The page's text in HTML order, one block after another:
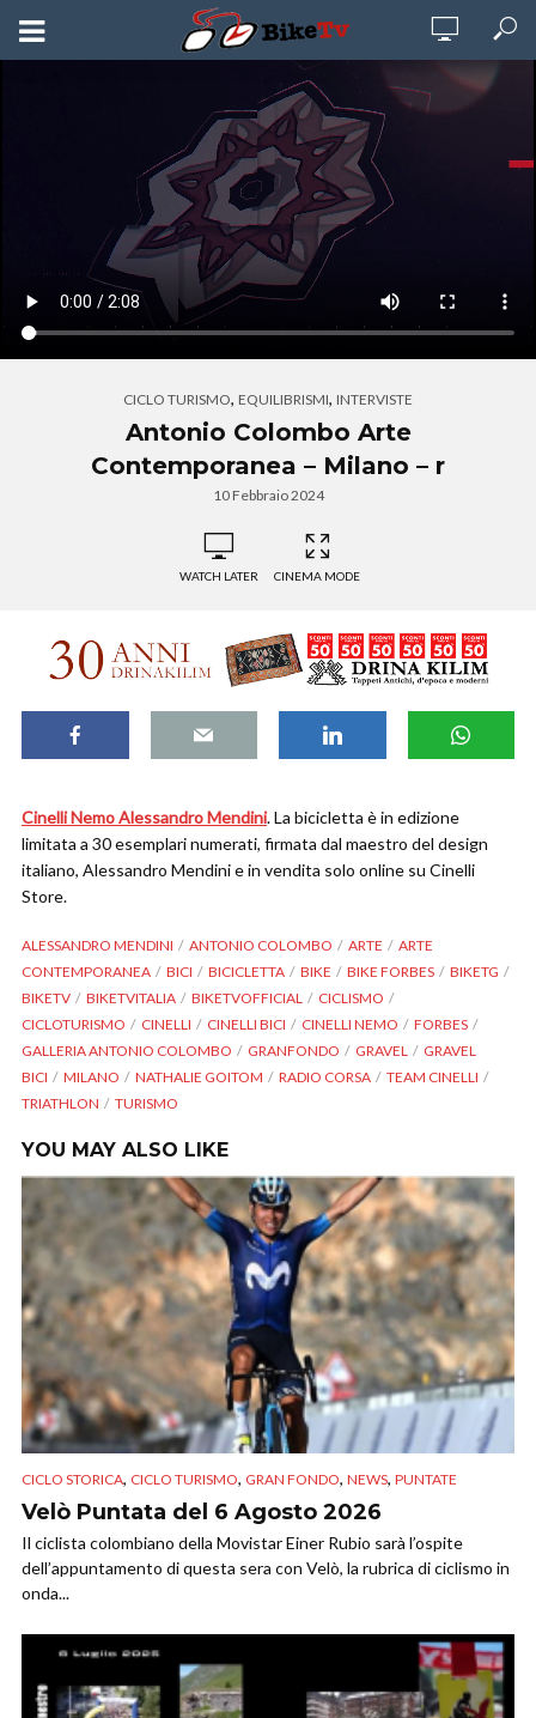
CICLO TURISMO, EQUILIBRISMI, INTERVISTE
Antonio Colombo Arte
Contemporanea – Milano – r
10 Febbraio 2024
WATCH LATER CINEMA MODE
Cinelli Nemo Alessandro Mendini. La bicicletta è in edizione
limitata a 30 esemplari numerati, firmata dal maestro del design
italiano, Alessandro Mendini e in vendita solo online su Cinelli
Store.
ALESSANDRO MENDINI ANTONIO COLOMBO ARTE
ARTE
CONTEMPORANEA
BICI BICICLETTA BIKE BIKE FORBES
BIKETG
BIKETV
BIKETVITALIA BIKETVOFFICIAL
CICLISMO
CICLOTURISMO
CINELLI CINELLI BICI CINELLI NEMO
FORBES
GALLERIA ANTONIO COLOMBO
GRANFONDO GRAVEL
GRAVEL
BICI
MILANO NATHALIE GOITOM RADIO CORSA
TEAM CINELLI
TRIATHLON
TURISMO
YOU MAY ALSO LIKE
CICLO STORICA, CICLO TURISMO, GRAN FONDO, NEWS, PUNTATE
Velò Puntata del 6 Agosto 2026
Il ciclista colombiano della Movistar Einer Rubio sarà l’ospite
dell’appuntamento di questa sera con Velò, la rubrica di ciclismo in
onda...